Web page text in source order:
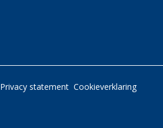
Privacy statement Cookieverklaring